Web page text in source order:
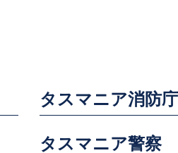
タスマニア消防庁
タスマニア警察